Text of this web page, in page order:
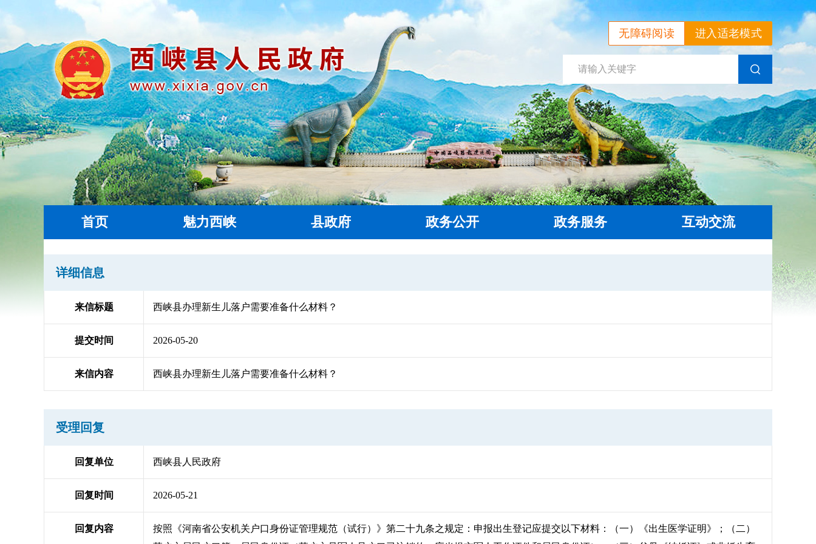
进入适老模式
无障碍阅读
首页 魅力西峡 县政府 政务公开 政务服务 互动交流
详细信息
来信标题 西峡县办理新生儿落户需要准备什么材料？
提交时间 2026-05-20
来信内容 西峡县办理新生儿落户需要准备什么材料？
受理回复
回复单位 西峡县人民政府
回复时间 2026-05-21
回复内容
按照《河南省公安机关户口身份证管理规范（试行）》第二十九条之规定：申报出生登记应提交以下材料：（一）《出生医学证明》；（二）